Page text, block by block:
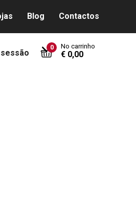
Blog Contactos
0 No carrinho
€ 0,00